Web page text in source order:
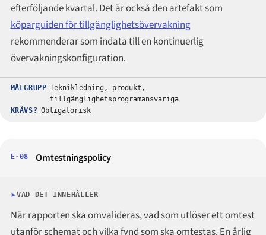
efterföljande kvartal. Det är också den artefakt som
köparguiden för tillgänglighetsövervakning
rekommenderar som indata till en kontinuerlig
övervakningskonfiguration.
MÅLGRUPP Teknikledning, produkt,
tillgänglighetsprogramansvariga
KRÄVS? Obligatorisk
E·08 Omtestningspolicy
VAD DET INNEHÅLLER
När rapporten ska omvalideras, vad som utlöser ett omtest
utanför schemat och vilka fynd som ska omtestas. En årlig